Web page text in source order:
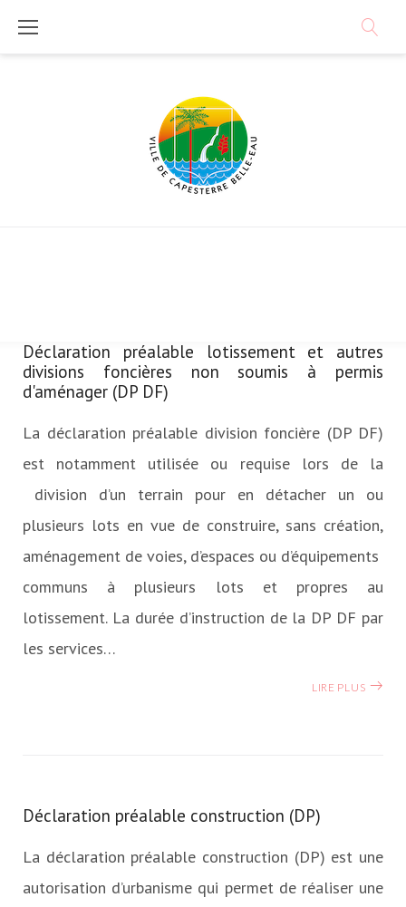
Catégorie :
Urbanisme
&
Aménagement
du
territoire
Déclaration préalable lotissement et autres
divisions foncières non soumis à permis
d'aménager (DP DF)
La déclaration préalable division foncière (DP DF)
est notamment utilisée ou requise lors de la
division d’un terrain pour en détacher un ou
plusieurs lots en vue de construire, sans création,
aménagement de voies, d’espaces ou d’équipements
communs à plusieurs lots et propres au
lotissement. La durée d’instruction de la DP DF par
les services…
LIRE PLUS
Déclaration préalable construction (DP)
La déclaration préalable construction (DP) est une
autorisation d’urbanisme qui permet de réaliser une